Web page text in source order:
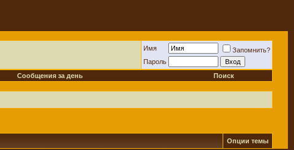
Имя
Запомнить?
Пароль
Сообщения за день Поиск
Опции темы